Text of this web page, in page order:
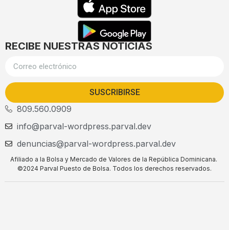
RECIBE NUESTRAS NOTICIAS
SUSCRIBIRSE
809.560.0909
info@parval-wordpress.parval.dev
denuncias@parval-wordpress.parval.dev
Afiliado a la Bolsa y Mercado de Valores de la República Dominicana.
©2024 Parval Puesto de Bolsa. Todos los derechos reservados.